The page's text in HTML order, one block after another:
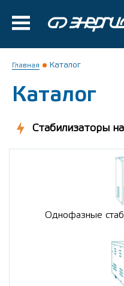
Главная Каталог
Каталог
Стабилизаторы
Однофазные